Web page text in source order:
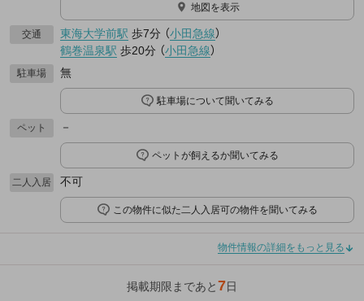
地図を表示
交通 東海大学前駅 歩7分 （小田急線）
鶴巻温泉駅 歩20分 （小田急線）
駐車場 無
駐車場について聞いてみる
ペット －
ペットが飼えるか聞いてみる
二人入居 不可
この物件に似た二人入居可の物件を聞いてみる
物件情報の詳細をもっと見る
掲載期限まであと7日